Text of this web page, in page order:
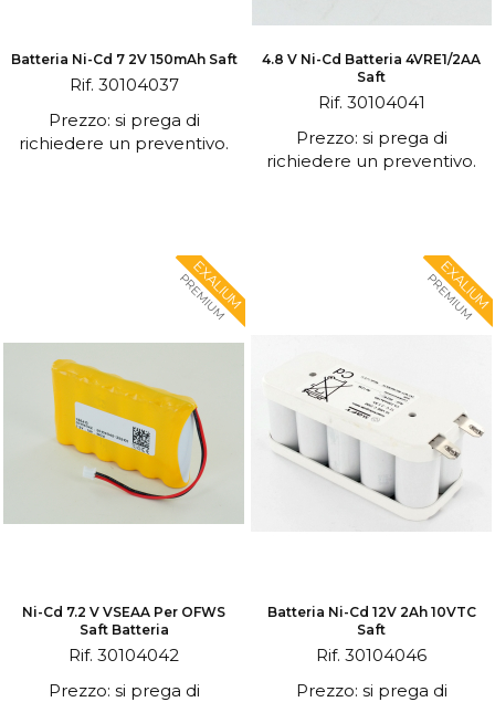
Batteria Ni-Cd 7 2V 150mAh Saft
Rif. 30104037
Prezzo: si prega di
richiedere un preventivo.
4.8 V Ni-Cd Batteria 4VRE1/2AA
Saft
Rif. 30104041
Prezzo: si prega di
richiedere un preventivo.
EXALIUM
PREMIUM
Ni-Cd 7.2 V VSEAA Per OFWS
Saft Batteria
Rif. 30104042
Prezzo: si prega di
EXALIUM
PREMIUM
Batteria Ni-Cd 12V 2Ah 10VTC
Saft
Rif. 30104046
Prezzo: si prega di